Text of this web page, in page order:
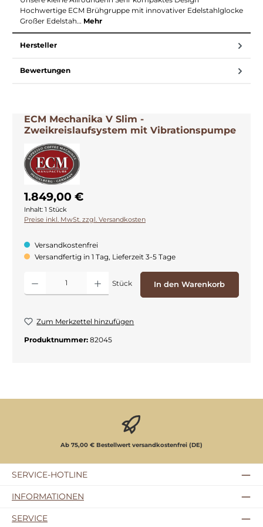
Hochwertige ECM Brühgruppe mit innovativer Edelstahlglocke
Großer Edelstah… Mehr
Hersteller
Bewertungen
ECM Mechanika V Slim -
Zweikreislaufsystem mit Vibrationspumpe
1.849,00 €
Inhalt: 1 Stück
Preise inkl. MwSt. zzgl. Versandkosten
Versandkostenfrei
Versandfertig in 1 Tag, Lieferzeit 3-5 Tage
Produkt Anzahl: Gib den gewünschten Wert ein oder benutze die
Stück In den Warenkorb
Zum Merkzettel hinzufügen
Produktnummer: 82045
Ab 75,00 € Bestellwert versandkostenfrei (DE)
SERVICE-HOTLINE
INFORMATIONEN
SERVICE